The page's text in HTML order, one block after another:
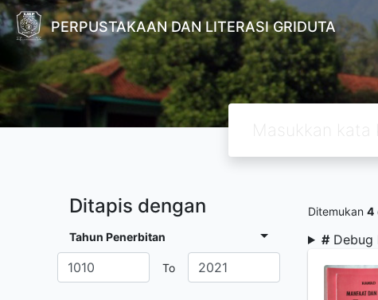
PERPUSTAKAAN DAN LITERASI GRIDUTA
Ditapis dengan
Tahun Penerbitan
To
Ditemukan 4
# Debug